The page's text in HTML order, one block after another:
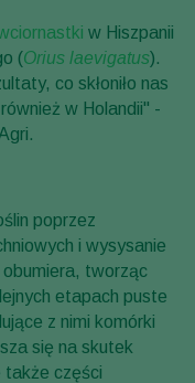
w Hiszpanii
(Orius laevigatus).
co skłoniło nas
w Holandii" -
poprzez
i wysysanie
tworząc
etapach puste
z nimi komórki
się na skutek
także części